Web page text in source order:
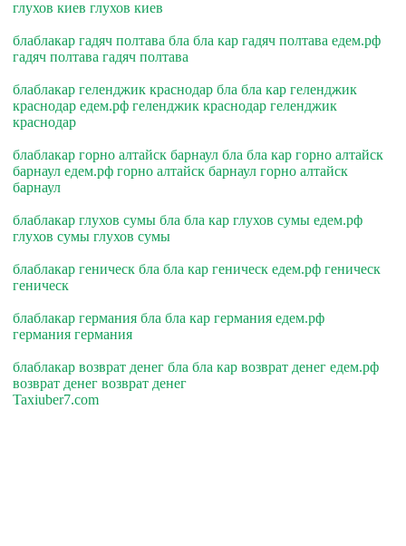
глухов киев глухов киев
блаблакар гадяч полтава бла бла кар гадяч полтава едем.рф
гадяч полтава гадяч полтава
блаблакар геленджик краснодар бла бла кар геленджик
краснодар едем.рф геленджик краснодар геленджик
краснодар
блаблакар горно алтайск барнаул бла бла кар горно алтайск
барнаул едем.рф горно алтайск барнаул горно алтайск
барнаул
блаблакар глухов сумы бла бла кар глухов сумы едем.рф
глухов сумы глухов сумы
блаблакар геническ бла бла кар геническ едем.рф геническ
геническ
блаблакар германия бла бла кар германия едем.рф
германия германия
блаблакар возврат денег бла бла кар возврат денег едем.рф
возврат денег возврат денег
Taxiuber7.com